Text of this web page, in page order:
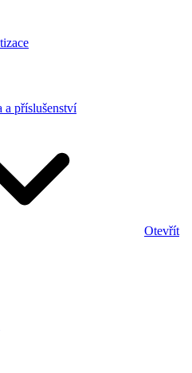
a příslušenství
Otevřít